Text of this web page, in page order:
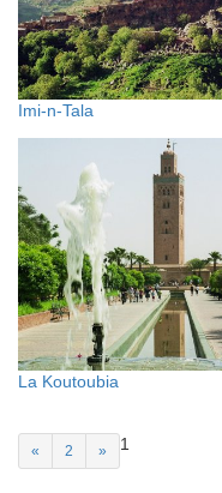
Imi-n-Tala
La Koutoubia
« 1
2 »